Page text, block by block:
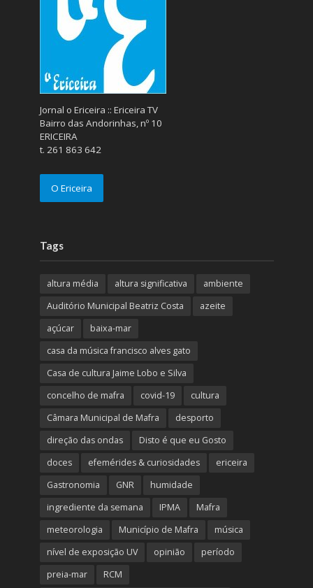
Jornal o Ericeira :: Ericeira TV
Bairro das Andorinhas, nº 10
ERICEIRA
t. 261 863 642
O Ericeira
Tags
altura média altura significativa
ambiente
Auditório Municipal Beatriz Costa
azeite
açúcar
baixa-mar
casa da música francisco alves gato
Casa de cultura Jaime Lobo e Silva
concelho de mafra
covid-19
cultura
Câmara Municipal de Mafra
desporto
direção das ondas
Disto é que eu Gosto
doces
efemérides & curiosidades
ericeira
Gastronomia
GNR
humidade
ingrediente da semana
IPMA
Mafra
meteorologia
Município de Mafra
música
nível de exposição UV
opinião
período
preia-mar
RCM